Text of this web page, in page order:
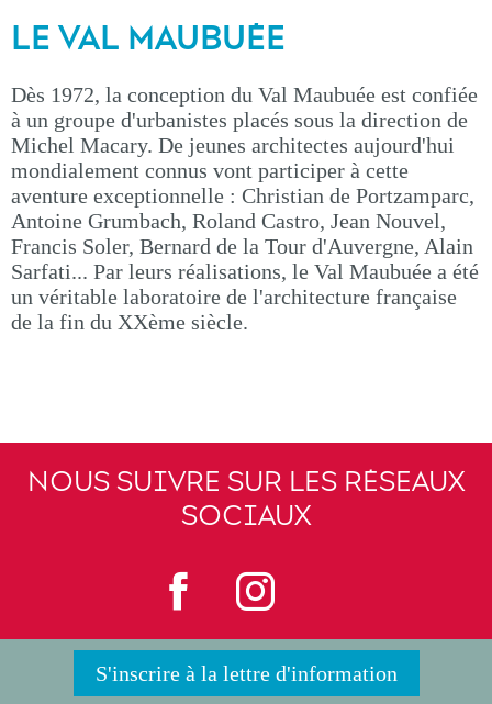
LE VAL MAUBUÉE
Dès 1972, la conception du Val Maubuée est confiée
à un groupe d'urbanistes placés sous la direction de
Michel Macary. De jeunes architectes aujourd'hui
mondialement connus vont participer à cette
aventure exceptionnelle : Christian de Portzamparc,
Antoine Grumbach, Roland Castro, Jean Nouvel,
Francis Soler, Bernard de la Tour d'Auvergne, Alain
Sarfati... Par leurs réalisations, le Val Maubuée a été
un véritable laboratoire de l'architecture française
de la fin du XXème siècle.
NOUS SUIVRE SUR LES RÉSEAUX
SOCIAUX
S'inscrire à la lettre d'information